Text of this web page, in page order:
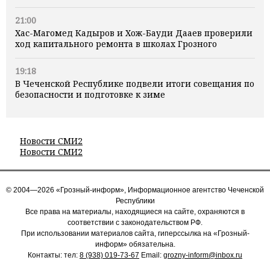
21:00
Хас-Магомед Кадыров и Хож-Бауди Дааев проверили
ход капитального ремонта в школах Грозного
19:18
В Чеченской Республике подвели итоги совещания по
безопасности и подготовке к зиме
Новости СМИ2
Новости СМИ2
© 2004—2026 «Грозный-информ», Информационное агентство Чеченской
Республики
Все права на материалы, находящиеся на сайте, охраняются в
соответствии с законодательством РФ.
При использовании материалов сайта, гиперссылка на «Грозный-
информ» обязательна.
Контакты: тел: 8 (938) 019-73-67 Email: grozny-inform@inbox.ru